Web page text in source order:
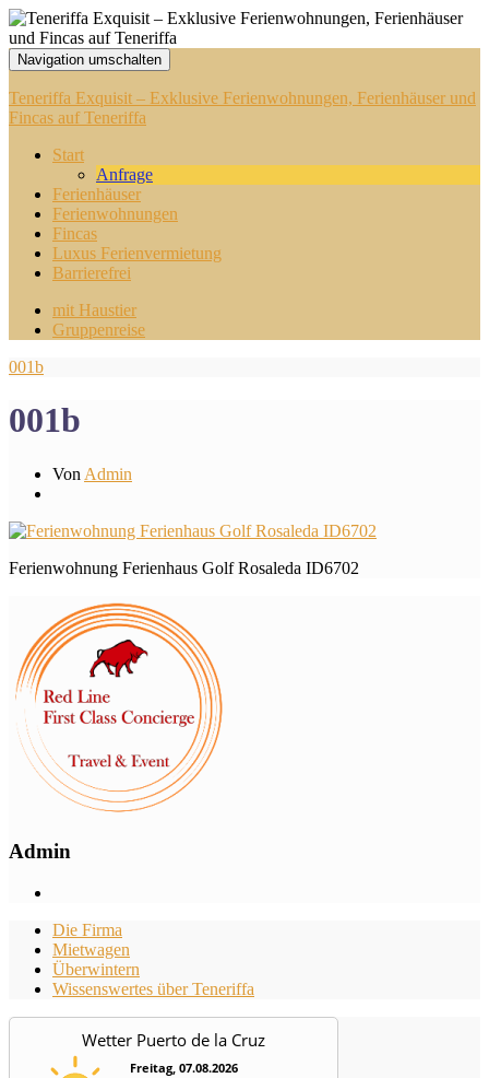
Navigation umschalten
Teneriffa Exquisit – Exklusive Ferienwohnungen, Ferienhäuser und
Fincas auf Teneriffa
Start
Anfrage
Ferienhäuser
Ferienwohnungen
Fincas
Luxus Ferienvermietung
Barrierefrei
mit Haustier
Gruppenreise
001b
001b
Von Admin
Ferienwohnung Ferienhaus Golf Rosaleda ID6702
Admin
Die Firma
Mietwagen
Überwintern
Wissenswertes über Teneriffa
Wetter Puerto de la Cruz
Freitag, 07.08.2026